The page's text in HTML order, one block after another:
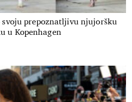
prepoznatljivu njujoršku
u Kopenhagen